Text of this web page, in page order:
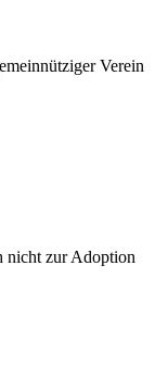
Verein
nicht zur Adoption